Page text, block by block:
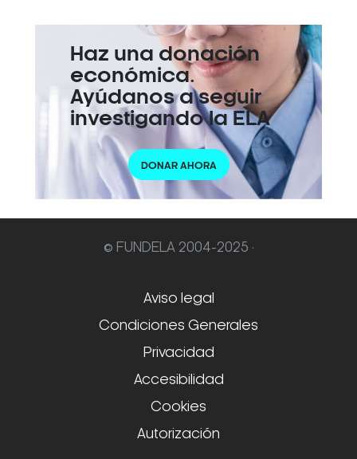
Haz una donación
económica.
Ayúdanos a seguir
investigando la ELA
DONAR AHORA
© FUNDELA 2004-2025 ·
Aviso legal
Condiciones Generales
Privacidad
Accesibilidad
Cookies
Autorización